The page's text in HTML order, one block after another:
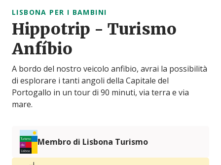
LISBONA PER I BAMBINI
Hippotrip - Turismo
Anfíbio
A bordo del nostro veicolo anfibio, avrai la possibilità
di esplorare i tanti angoli della Capitale del
Portogallo in un tour di 90 minuti, via terra e via
mare.
Membro di Lisbona Turismo